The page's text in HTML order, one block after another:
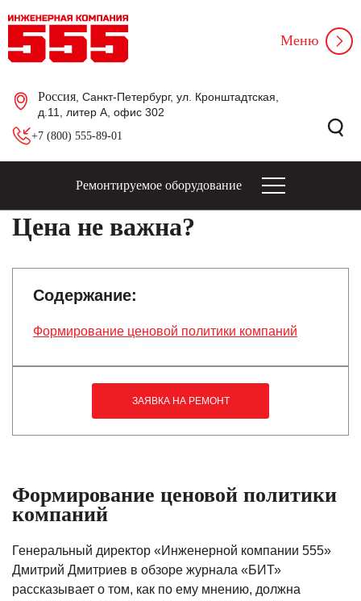
Россия , Санкт-Петербург, ул. Кронштадтская,
д.11, литер А, офис 302
+7 (800) 555-89-01
Меню
Ремонтируемое оборудование
Цена не важна?
Содержание:
Формирование ценовой политики компаний
ЗАЯВКА НА РЕМОНТ
Формирование ценовой политики
компаний
Генеральный директор «Инженерной компании 555»
Дмитрий Дмитриев в обзоре журнала «БИТ»
рассказывает о том, как по ему мнению, должна